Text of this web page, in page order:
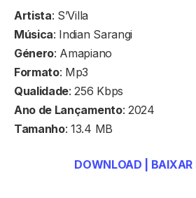
Artista: S’Villa
Música: Indian Sarangi
Género: Amapiano
Formato: Mp3
Qualidade: 256 Kbps
Ano de Lançamento: 2024
Tamanho: 13.4 MB
DOWNLOAD | BAIXAR